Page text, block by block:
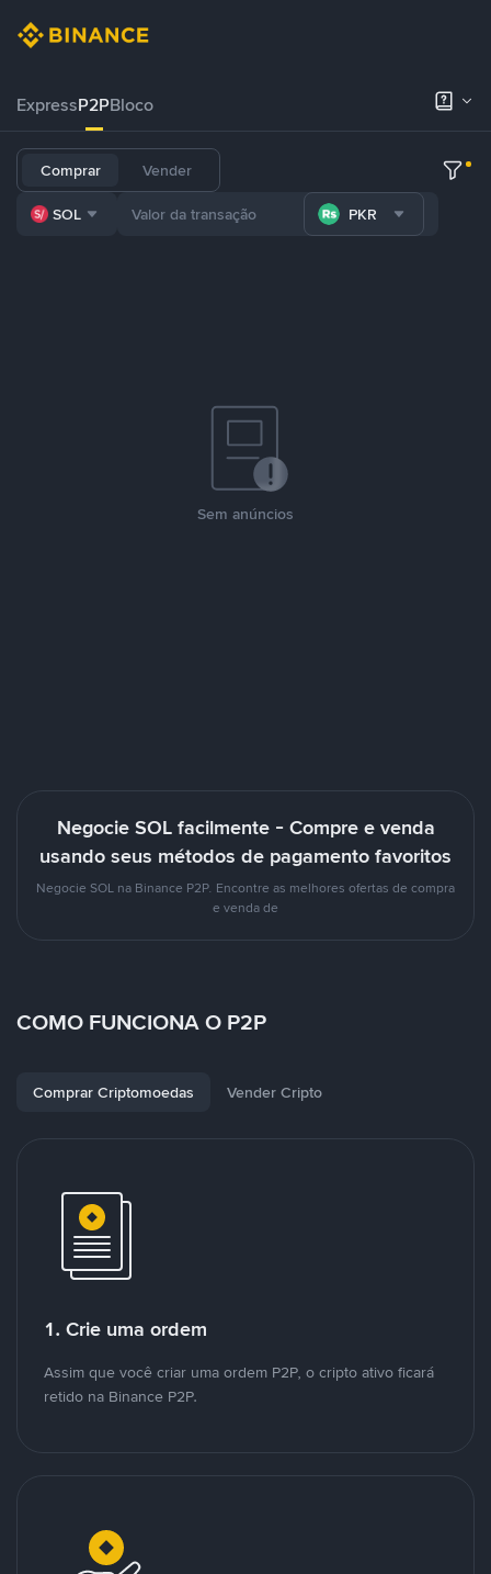
ExpressP2PBloco
Comprar Vender
SOL PKR
Sem anúncios
Negocie SOL facilmente - Compre e venda
usando seus métodos de pagamento favoritos
Negocie SOL na Binance P2P. Encontre as melhores ofertas de compra
e venda de
COMO FUNCIONA O P2P
Comprar Criptomoedas Vender Cripto
1. Crie uma ordem
Assim que você criar uma ordem P2P, o cripto ativo ficará
retido na Binance P2P.